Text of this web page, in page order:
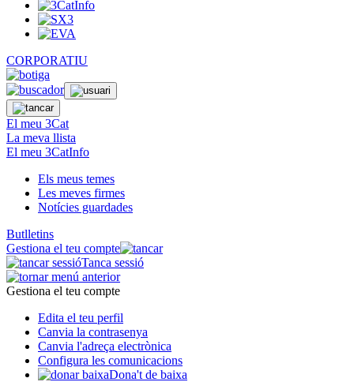
CORPORATIU
El meu 3Cat
La meva llista
El meu 3CatInfo
Els meus temes
Les meves firmes
Notícies guardades
Butlletins
Gestiona el teu compte
Tanca sessió
Gestiona el teu compte
Edita el teu perfil
Canvia la contrasenya
Canvia l'adreça electrònica
Configura les comunicacions
Dona't de baixa